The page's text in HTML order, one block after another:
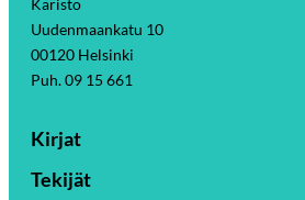
Uudenmaankatu 10
00120 Helsinki
Puh. 09 15 661
Kirjat
Tekijät